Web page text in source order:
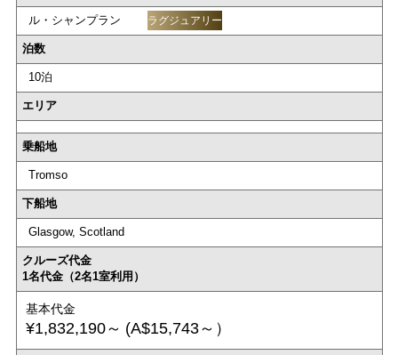
ル・シャンプラン ラグジュアリー
泊数
10泊
エリア
乗船地
Tromso
下船地
Glasgow, Scotland
クルーズ代金
1名代金（2名1室利用）
基本代金
¥1,832,190～ (A$15,743～）